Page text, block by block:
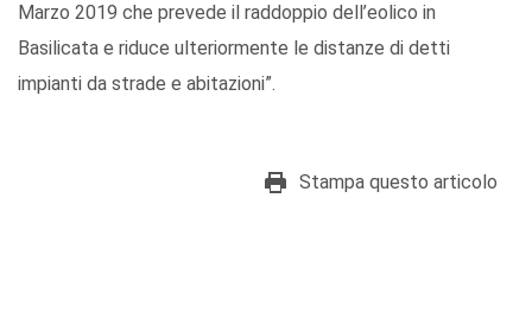
Marzo 2019 che prevede il raddoppio dell’eolico in
Basilicata e riduce ulteriormente le distanze di detti
impianti da strade e abitazioni”.
Stampa questo articolo